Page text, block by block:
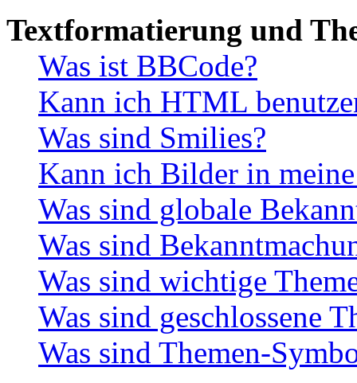
Textformatierung und
Was ist BBCode?
Kann ich HTML
Was sind Smilies?
Kann ich Bilder in
Was sind globale
Was sind
Was sind wichtige
Was sind geschlossene
Was sind Themen-